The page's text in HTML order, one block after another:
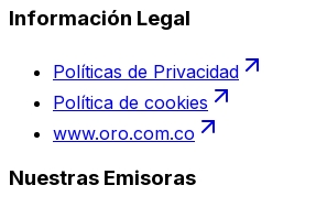
Información Legal
Políticas de Privacidad
Política de cookies
www.oro.com.co
Nuestras Emisoras